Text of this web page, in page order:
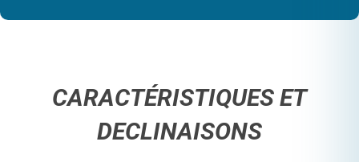
CARACTÉRISTIQUES ET
DECLINAISONS